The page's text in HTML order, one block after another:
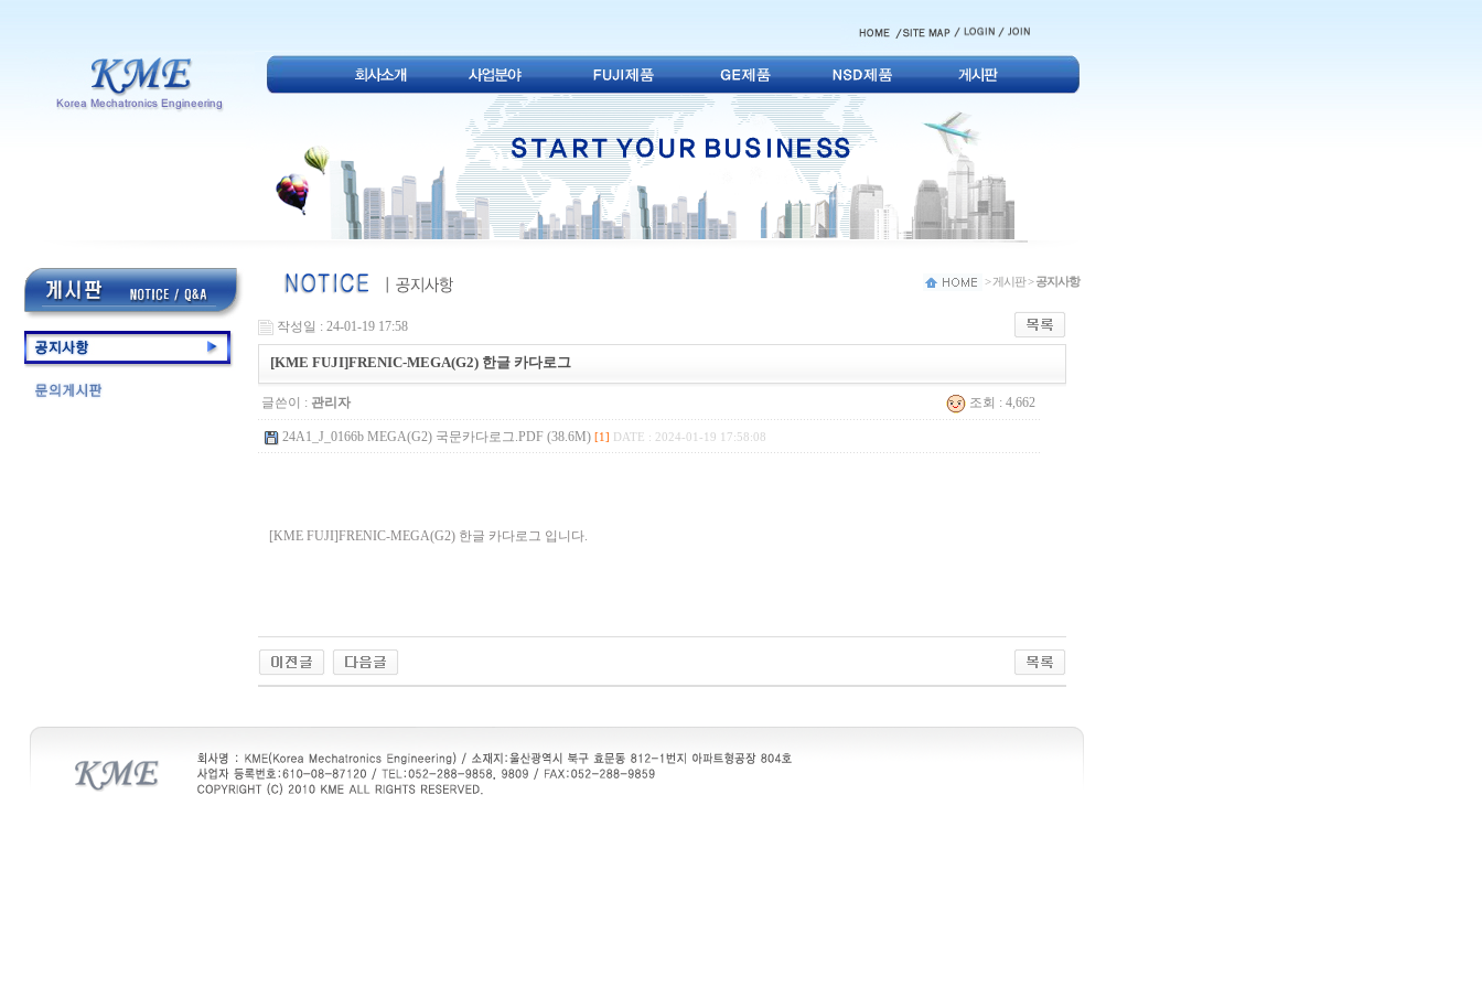
> 게시판 >공지사항
작성일 : 24-01-19 17:58
[KME FUJI]FRENIC-MEGA(G2) 한글 카다로그
글쓴이 : 관리자 조회 : 4,662
24A1_J_0166b MEGA(G2) 국문카다로그.PDF (38.6M) [1] DATE : 2024-01-19 17:58:08
[KME FUJI]FRENIC-MEGA(G2) 한글 카다로그 입니다.